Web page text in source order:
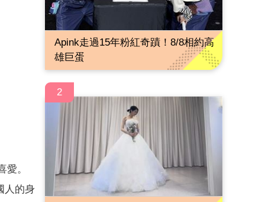
。
人的身
Apink走過15年粉紅奇蹟！8/8相約高
雄巨蛋
2